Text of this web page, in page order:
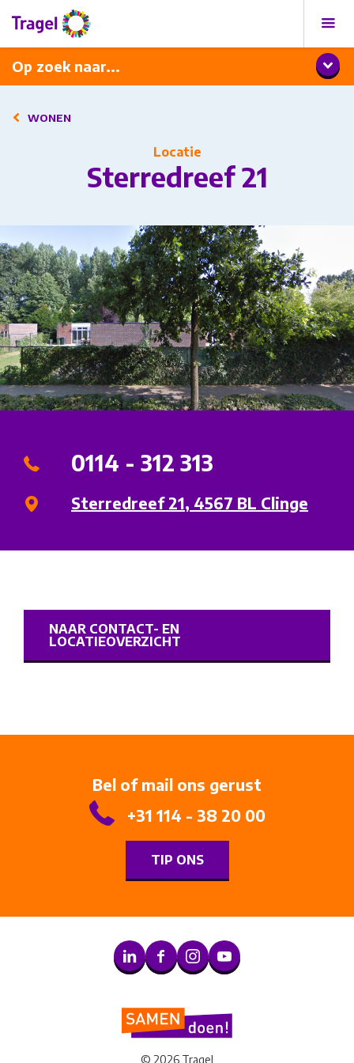
Op zoek naar...
Programma
Diner met wijnarrangement
WONEN
Locatie
Sterredreef 21
0114 - 312 313
Sterredreef 21, 4567 BL Clinge
NAAR CONTACT- EN
LOCATIEOVERZICHT
Bel of mail ons gerust
+31 114 - 38 20 00
TIP ONS
© 2026 Tragel